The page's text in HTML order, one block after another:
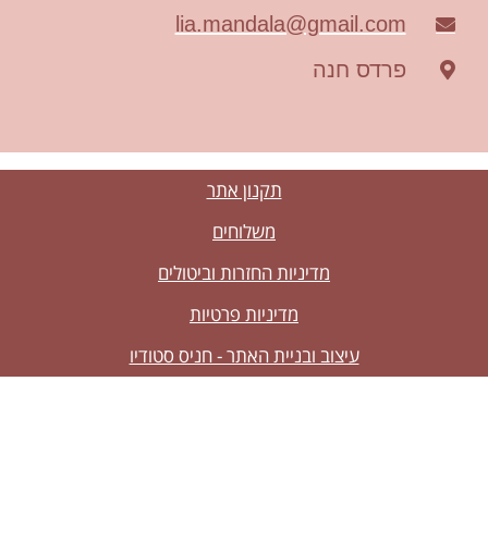
lia.mandala@gmail.com
פרדס חנה
תקנון אתר
משלוחים
מדיניות החזרות וביטולים
מדיניות פרטיות
עיצוב ובניית האתר - חניס סטודיו